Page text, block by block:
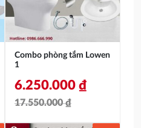
8.290.000 ₫.
Combo phòng tắm Lowen
1
17.550.000₫
6.250.000 ₫